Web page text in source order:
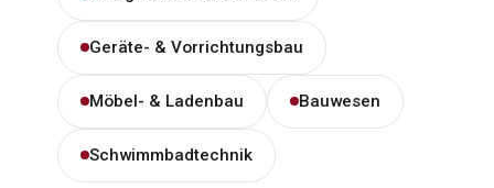
Geräte- & Vorrichtungsbau
Möbel- & Ladenbau Bauwesen
Schwimmbadtechnik